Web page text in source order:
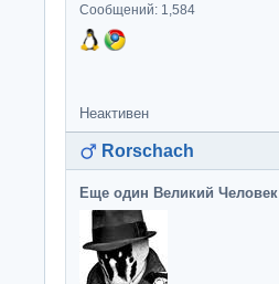
Сообщений: 1,584
Неактивен
Rorschach
Еще один Великий Человек